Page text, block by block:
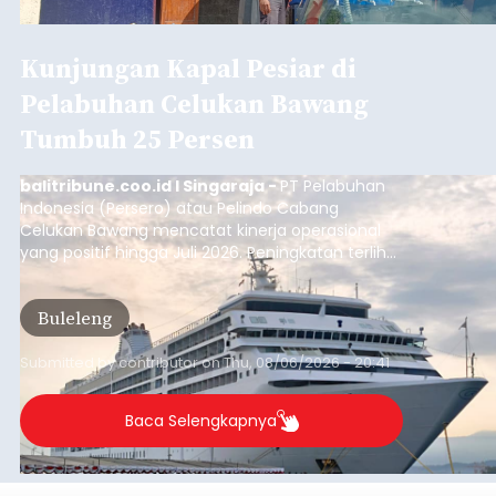
Kunjungan Kapal Pesiar di
Pelabuhan Celukan Bawang
Tumbuh 25 Persen
balitribune.coo.id I Singaraja -PT Pelabuhan
Indonesia (Persero) atau Pelindo Cabang
Celukan Bawang mencatat kinerja operasional
yang positif hingga Juli 2026. Peningkatan terlihat
dari arus kapal yang mencapai 1,48 juta Gross
Tonnage (GT), atau tumbuh 12,4 persen
dibandingkan periode yang sama tahun lalu
yang tercatat sebesar 1,32 juta GT.
Buleleng
Submitted bycontributoronThu, 08/06/2026 - 20:41
Baca Selengkapnya